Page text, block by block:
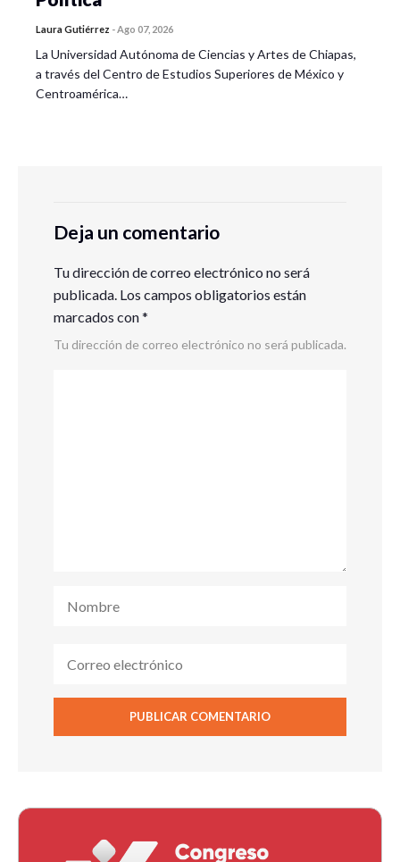
Laura Gutiérrez -Ago 07, 2026
La Universidad Autónoma de Ciencias y Artes de Chiapas,
a través del Centro de Estudios Superiores de México y
Centroamérica…
Deja un comentario
Tu dirección de correo electrónico no será
publicada. Los campos obligatorios están
marcados con*
Tu dirección de correo electrónico no será publicada.